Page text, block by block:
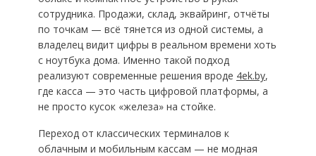
сотрудника. Продажи, склад, эквайринг, отчёты
по точкам — всё тянется из одной системы, а
владелец видит цифры в реальном времени хоть
с ноутбука дома. Именно такой подход
реализуют современные решения вроде 4ek.by,
где касса — это часть цифровой платформы, а
не просто кусок «железа» на стойке.
Переход от классических терминалов к
облачным и мобильным кассам — не модная